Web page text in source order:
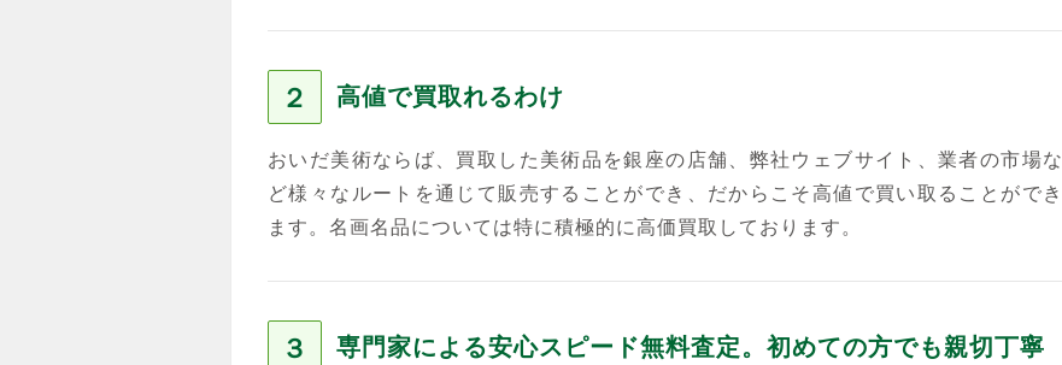
２ 高値で買取れるわけ
おいだ美術ならば、買取した美術品を銀座の店舗、弊社ウェブサイト、業者の市場な
ど様々なルートを通じて販売することができ、だからこそ高値で買い取ることができ
ます。名画名品については特に積極的に高価買取しております。
３
専門家による安心スピード無料査定。初めての方でも親切丁寧